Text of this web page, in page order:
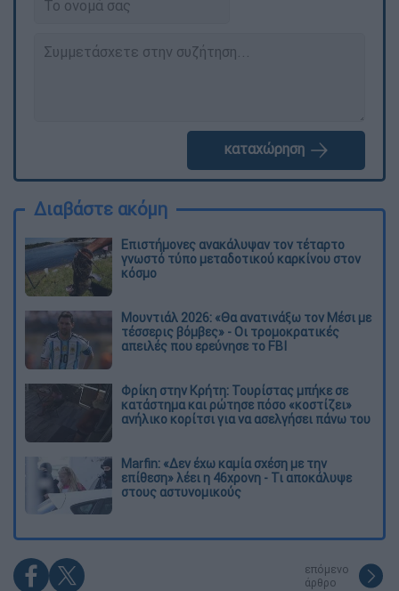
καταχώρηση
Διαβάστε ακόμη
Επιστήμονες ανακάλυψαν τον τέταρτο
γνωστό τύπο μεταδοτικού καρκίνου στον
κόσμο
Μουντιάλ 2026: «Θα ανατινάξω τον Μέσι με
τέσσερις βόμβες» - Οι τρομοκρατικές
απειλές που ερεύνησε το FBI
Φρίκη στην Κρήτη: Τουρίστας μπήκε σε
κατάστημα και ρώτησε πόσο «κοστίζει»
ανήλικο κορίτσι για να ασελγήσει πάνω του
Marfin: «Δεν έχω καμία σχέση με την
επίθεση» λέει η 46χρονη - Τι αποκάλυψε
στους αστυνομικούς
επόμενο
άρθρο